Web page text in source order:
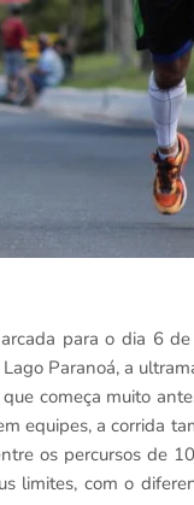
para o dia 6
Paranoá, a
começa muito
equipes, a corrida
os percursos de
limites, com o